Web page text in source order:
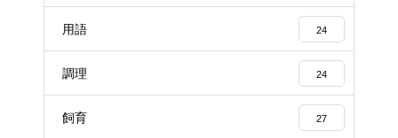
用語 24
調理 24
飼育 27